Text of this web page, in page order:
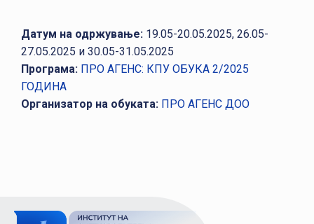
ПОДАТОЦИ
Датум на одржување: 19.05-20.05.2025, 26.05-
27.05.2025 и 30.05-31.05.2025
Програма: ПРО АГЕНС: КПУ ОБУКА 2/2025
ГОДИНА
Организатор на обуката: ПРО АГЕНС ДОО